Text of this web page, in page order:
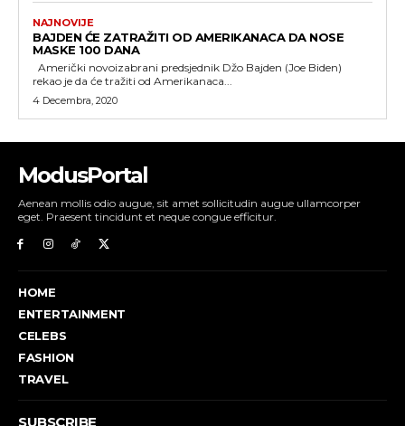
NAJNOVIJE
BAJDEN ĆE ZATRAŽITI OD AMERIKANACA DA NOSE
MASKE 100 DANA
rekao je da će tražiti od Amerikanaca...
4 Decembra, 2020
ModusPortal
Aenean mollis odio augue, sit amet sollicitudin augue ullamcorper
eget. Praesent tincidunt et neque congue efficitur.
HOME
ENTERTAINMENT
CELEBS
FASHION
TRAVEL
SUBSCRIBE